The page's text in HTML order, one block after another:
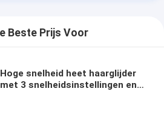
Beste Prijs Voor
Hoge snelheid heet haarglijder
met 3 snelheidsinstellingen en